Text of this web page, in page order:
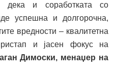
дека и соработката со
успешна и долгорочна,
вредности – квалитетна
и јасен фокус на
Димоски, менаџер на